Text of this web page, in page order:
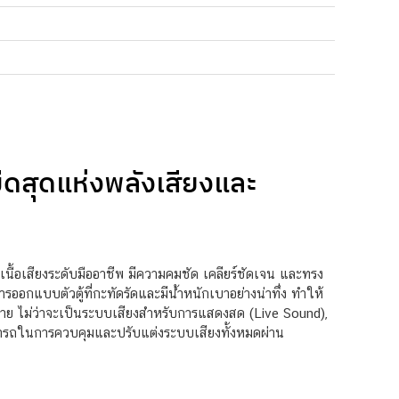
สุดแห่งพลังเสียงและ
อเสียงระดับมืออาชีพ มีความคมชัด เคลียร์ชัดเจน และทรง
รออกแบบตัวตู้ที่กะทัดรัดและมีน้ำหนักเบาอย่างน่าทึ่ง ทำให้
ไม่ว่าจะเป็นระบบเสียงสำหรับการแสดงสด (Live Sound),
ถในการควบคุมและปรับแต่งระบบเสียงทั้งหมดผ่าน